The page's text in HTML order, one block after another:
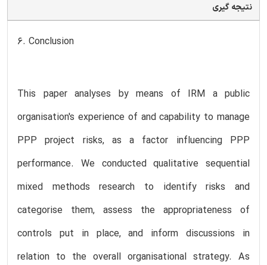
نتیجه گیری
6. Conclusion
This paper analyses by means of IRM a public
organisation's experience of and capability to manage
PPP project risks, as a factor influencing PPP
performance. We conducted qualitative sequential
mixed methods research to identify risks and
categorise them, assess the appropriateness of
controls put in place, and inform discussions in
relation to the overall organisational strategy. As